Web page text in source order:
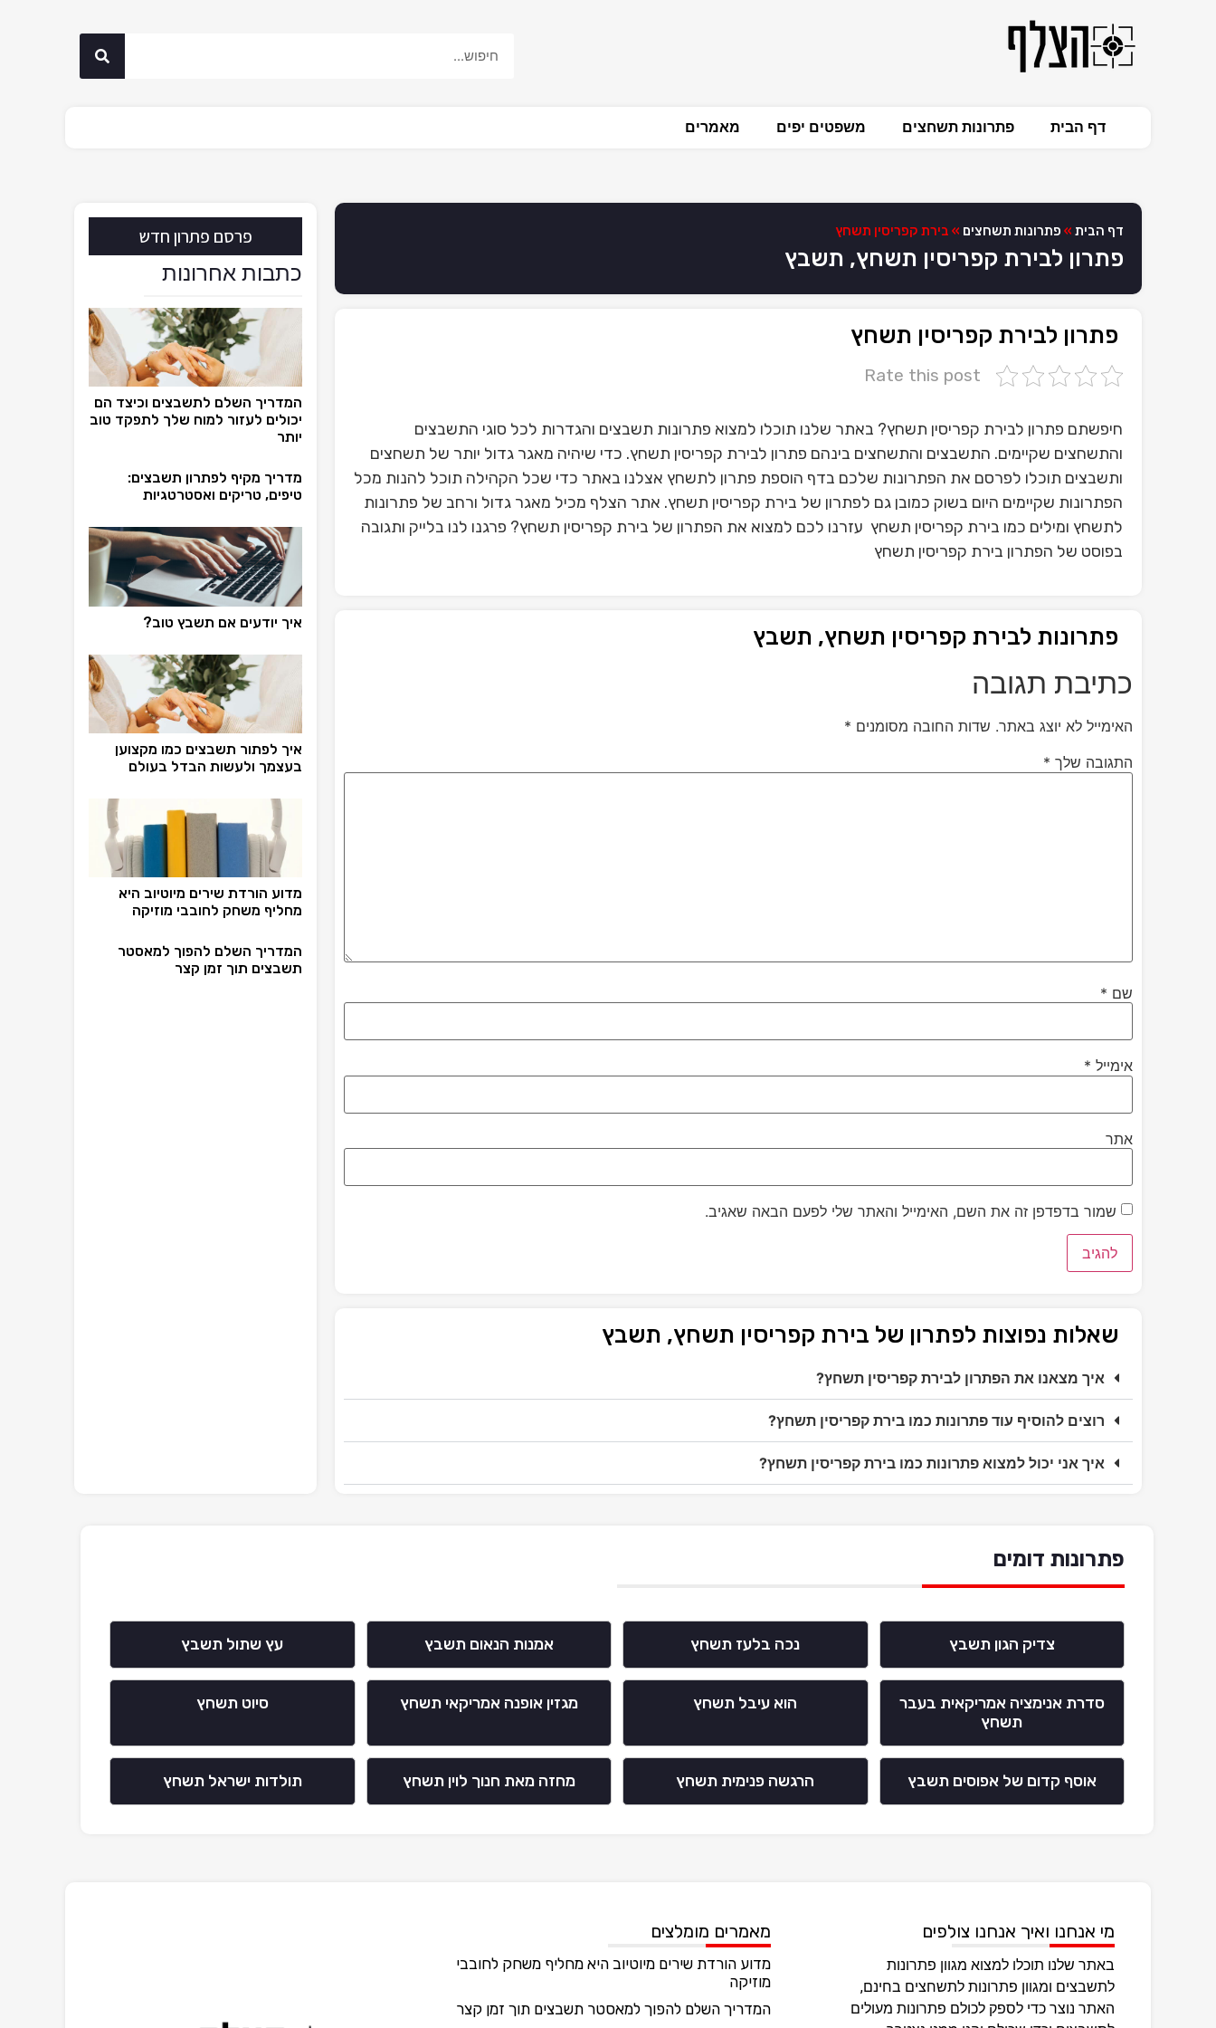
דף הבית פתרונות תשחצים משפטים יפים מאמרים
דף הבית » פתרונות תשחצים » בירת קפריסין תשחץ
פתרון לבירת קפריסין תשחץ, תשבץ
פתרון לבירת קפריסין תשחץ
Rate this post
חיפשתם פתרון לבירת קפריסין תשחץ? באתר שלנו תוכלו למצוא פתרונות תשבצים והגדרות לכל סוגי התשבצים
והתשחצים שקיימים. התשבצים והתשחצים בינהם פתרון לבירת קפריסין תשחץ. כדי שיהיה מאגר גדול יותר של תשחצים
ותשבצים תוכלו לפרסם את הפתרונות שלכם בדף הוספת פתרון לתשחץ אצלנו באתר כדי שכל הקהילה תוכל להנות מכל
הפתרונות שקיימים היום בשוק כמובן גם לפתרון של בירת קפריסין תשחץ. אתר הצלף מכיל מאגר גדול ורחב של פתרונות
לתשחץ ומילים כמו בירת קפריסין תשחץ עזרנו לכם למצוא את הפתרון של בירת קפריסין תשחץ? פרגנו לנו בלייק ותגובה
בפוסט של הפתרון בירת קפריסין תשחץ
פתרונות לבירת קפריסין תשחץ, תשבץ
כתיבת תגובה
האימייל לא יוצג באתר. שדות החובה מסומנים *
התגובה שלך *
שם *
אימייל *
אתר
שמור בדפדפן זה את השם, האימייל והאתר שלי לפעם הבאה שאגיב.
שאלות נפוצות לפתרון של בירת קפריסין תשחץ, תשבץ
איך מצאנו את הפתרון לבירת קפריסין תשחץ?
רוצים להוסיף עוד פתרונות כמו בירת קפריסין תשחץ?
איך אני יכול למצוא פתרונות כמו בירת קפריסין תשחץ?
פרסם פתרון חדש
כתבות אחרונות
המדריך השלם לתשבצים וכיצד הם
יכולים לעזור למוח שלך לתפקד טוב
יותר
מדריך מקיף לפתרון תשבצים:
טיפים, טריקים ואסטרטגיות
איך יודעים אם תשבץ טוב?
איך לפתור תשבצים כמו מקצוען
בעצמך ולעשות הבדל בעולם
מדוע הורדת שירים מיוטיוב היא
מחליף משחק לחובבי מוזיקה
המדריך השלם להפוך למאסטר
תשבצים תוך זמן קצר
פתרונות דומים
צדיק הגון תשבץ נכה בלעז תשחץ אמנות הנאום תשבץ עץ שתול תשבץ
סדרת אנימציה אמריקאית בעבר
תשחץ
הוא עיבל תשחץ מגזין אופנה אמריקאי תשחץ סיוט תשחץ
אוסף קדום של אפוסים תשבץ הרגשה פנימית תשחץ מחזה מאת חנוך לוין תשחץ תולדות ישראל תשחץ
מי אנחנו ואיך אנחנו צולפים
באתר שלנו תוכלו למצוא מגוון פתרונות
לתשבצים ומגוון פתרונות לתשחצים בחינם,
האתר נוצר כדי לספק לכולם פתרונות מעולים
מאמרים מומלצים
מדוע הורדת שירים מיוטיוב היא מחליף משחק לחובבי
מוזיקה
המדריך השלם להפוך למאסטר תשבצים תוך זמן קצר